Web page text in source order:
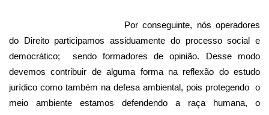
Por conseguinte, nós operadores
do Direito participamos assiduamente do processo social e
democrático;
sendo formadores de opinião. Desse modo
devemos contribuir de alguma forma na reflexão do estudo
jurídico como também na defesa ambiental, pois protegendo o
meio ambiente estamos defendendo a raça humana, o